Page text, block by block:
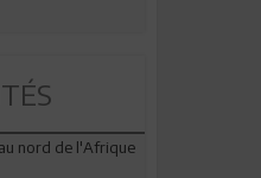
nord de l'Afrique